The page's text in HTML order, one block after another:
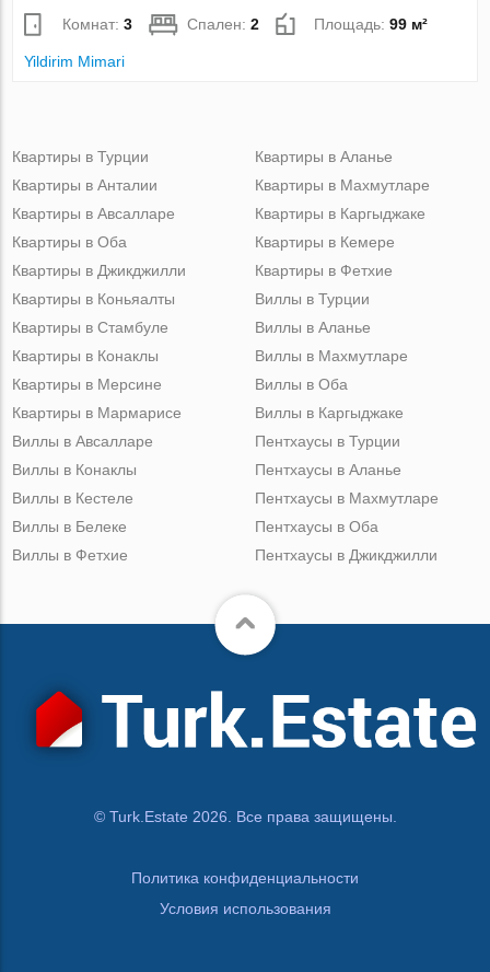
Комнат:3 Спален:2 Площадь:99 м²
Yildirim Mimari
Квартиры в Турции
Квартиры в Анталии
Квартиры в Авсалларе
Квартиры в Оба
Квартиры в Джикджилли
Квартиры в Аланье
Квартиры в Махмутларе
Квартиры в Каргыджаке
Квартиры в Кемере
Квартиры в Фетхие
Квартиры в Коньяалты
Квартиры в Стамбуле
Квартиры в Конаклы
Квартиры в Мерсине
Квартиры в Мармарисе
Виллы в Турции
Виллы в Аланье
Виллы в Махмутларе
Виллы в Оба
Виллы в Каргыджаке
Виллы в Авсалларе
Виллы в Конаклы
Виллы в Кестеле
Виллы в Белеке
Виллы в Фетхие
Пентхаусы в Турции
Пентхаусы в Аланье
Пентхаусы в Махмутларе
Пентхаусы в Оба
Пентхаусы в Джикджилли
© Turk.Estate 2026. Все права защищены.
Политика конфиденциальности
Условия использования